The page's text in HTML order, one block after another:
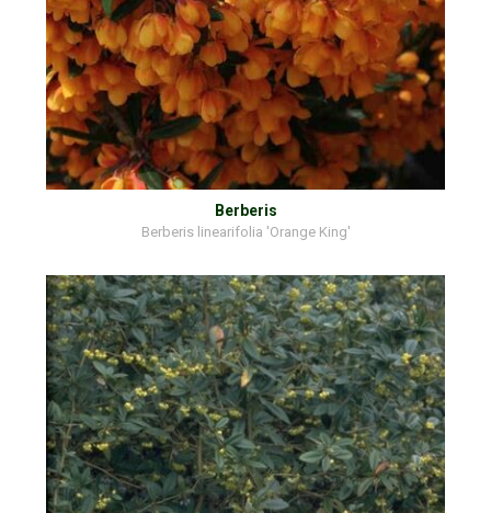
Berberis
Berberis linearifolia 'Orange King'